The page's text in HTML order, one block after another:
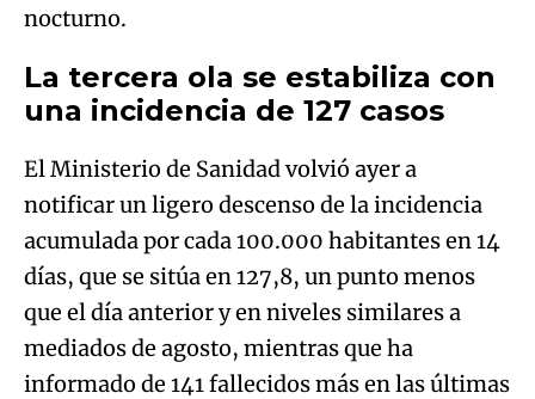
nocturno.
La tercera ola se estabiliza con
una incidencia de 127 casos
El Ministerio de Sanidad volvió ayer a
notificar un ligero descenso de la incidencia
acumulada por cada 100.000 habitantes en 14
días, que se sitúa en 127,8, un punto menos
que el día anterior y en niveles similares a
mediados de agosto, mientras que ha
informado de 141 fallecidos más en las últimas